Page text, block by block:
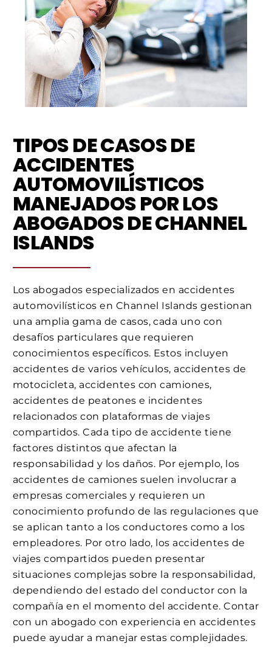
TIPOS DE CASOS DE
ACCIDENTES
AUTOMOVILÍSTICOS
MANEJADOS POR LOS
ABOGADOS DE CHANNEL
ISLANDS
Los abogados especializados en accidentes
automovilísticos en Channel Islands gestionan
una amplia gama de casos, cada uno con
desafíos particulares que requieren
conocimientos específicos. Estos incluyen
accidentes de varios vehículos, accidentes de
motocicleta, accidentes con camiones,
accidentes de peatones e incidentes
relacionados con plataformas de viajes
compartidos. Cada tipo de accidente tiene
factores distintos que afectan la
responsabilidad y los daños. Por ejemplo, los
accidentes de camiones suelen involucrar a
empresas comerciales y requieren un
conocimiento profundo de las regulaciones que
se aplican tanto a los conductores como a los
empleadores. Por otro lado, los accidentes de
viajes compartidos pueden presentar
situaciones complejas sobre la responsabilidad,
dependiendo del estado del conductor con la
compañía en el momento del accidente. Contar
con un abogado con experiencia en accidentes
puede ayudar a manejar estas complejidades.